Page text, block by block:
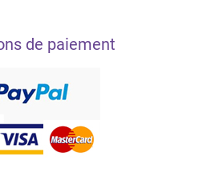
de paiement